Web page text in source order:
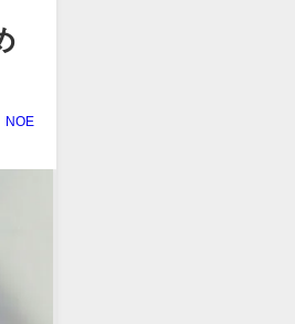
NOE